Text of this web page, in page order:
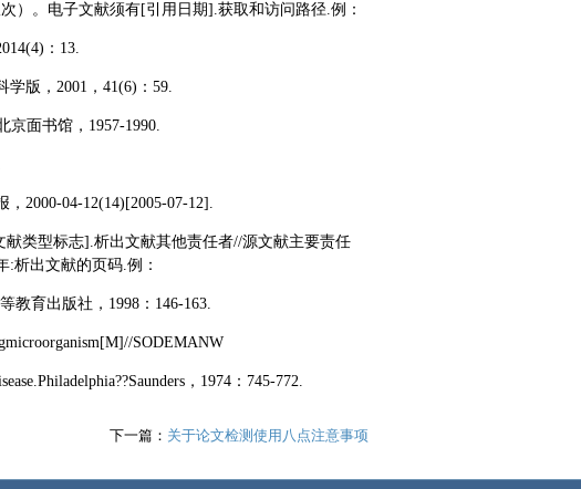
）。电子文献须有[引用日期].获取和访问路径.例：
：13.
版，2001，41(6)：59.
京面书馆，1957-1990.
2000-04-12(14)[2005-07-12].
类型标志].析出文献其他责任者//源文献主要责任
析出文献的页码.例：
教育出版社，1998：146-163.
SODEMANW
，1974：745-772.
下一篇： 关于论文检测使用八点注意事项